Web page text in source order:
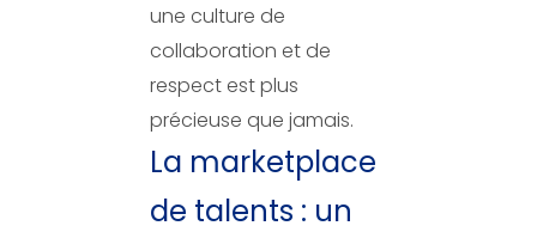
une culture de
collaboration et de
respect est plus
précieuse que jamais.
La marketplace
de talents : un